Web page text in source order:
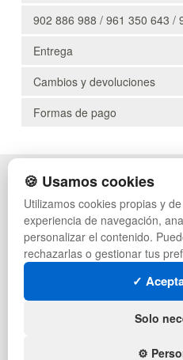
902 886 988 / 961 350 643 /
Entrega
Cambios y devoluciones
Formas de pago
POLÍTICA DE PRIVACIDAD
CONDICIONES DE USO
CAMBIOS Y DEVOLUCIONES
CONTACTO
MAPA WEB
PREGUNTAS FRECUENTES
SÍGUENOS:
🍪 Usamos cookies
Utilizamos cookies propias y
experiencia de navegación,
personalizar el contenido.
rechazarlas o gestionar tus
✓
Solo
⚙️